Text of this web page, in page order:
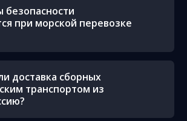
безопасности
при морской перевозке
доставка сборных
транспортом из